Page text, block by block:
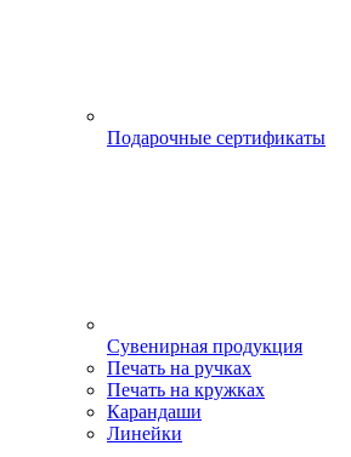
Подарочные сертификаты
Сувенирная продукция
Печать на ручках
Печать на кружках
Карандаши
Линейки